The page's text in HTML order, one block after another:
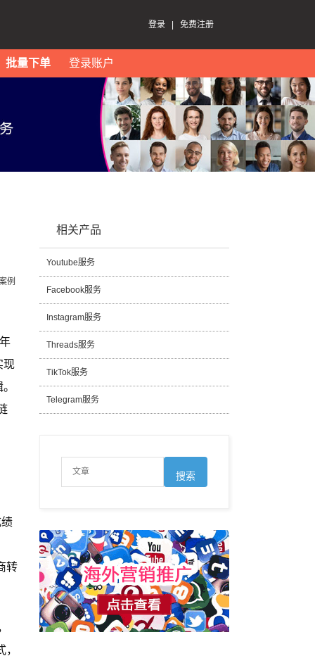
登录 免费注册
批量下单 登录账户
例
现
转
相关产品
Youtube服务
Facebook服务
Instagram服务
Threads服务
TikTok服务
Telegram服务